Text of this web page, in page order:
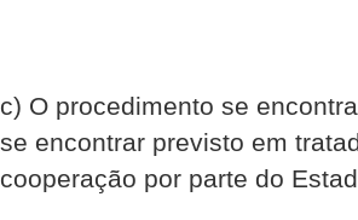
c) O procedimento se
se encontrar previsto em
cooperação por parte do